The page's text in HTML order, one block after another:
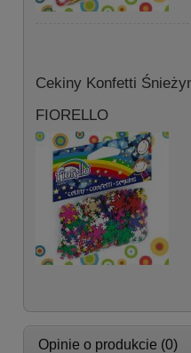
Cekiny Konfetti
FIORELLO
Opinie o produkcie (0)